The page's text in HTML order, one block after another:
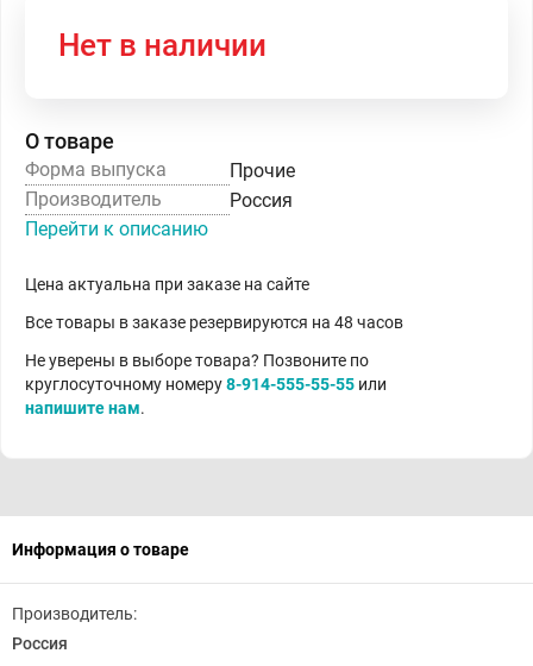
Нет в наличии
О товаре
Форма выпуска
Прочие
Производитель
Россия
Перейти к описанию
Цена актуальна при заказе на сайте
Все товары в заказе резервируются на 48 часов
Не уверены в выборе товара? Позвоните по
круглосуточному номеру8-914-555-55-55 или
напишите нам.
Информация о товаре
Производитель:
Россия